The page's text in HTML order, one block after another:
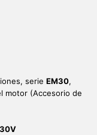
serieEM30,
motor (Accesorio de